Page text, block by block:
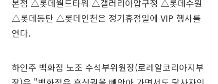
본점 △롯데월드타워 △갤러리아압구정 △롯데수원
△롯데동탄 △롯데인천은 정기휴점일에 VIP 행사를
연다.
하인주 백화점 노조 수석부위원장(로레알코리아지부